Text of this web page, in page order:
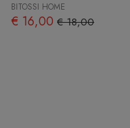
BITOSSI HOME
€ 16,00 € 18,00